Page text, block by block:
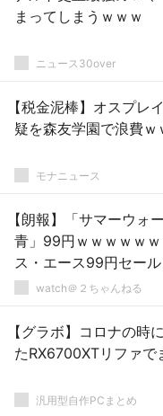
まってしまうｗｗｗ
ニュース30over
【税金泥棒】オスプレ
疑を森友学園で浪費ｗ
モナニュース
【朗報】「サマーウォ
青」99円ｗｗｗｗｗ
ス・エース99円セール
watch＠２ちゃんねる
【グラボ】コロナの時
たRX6700XTリファで
汎用型自作PCまとめ